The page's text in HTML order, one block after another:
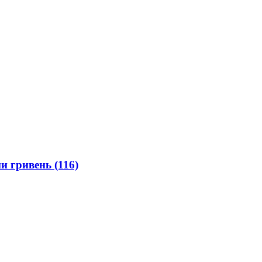
гривень (116)